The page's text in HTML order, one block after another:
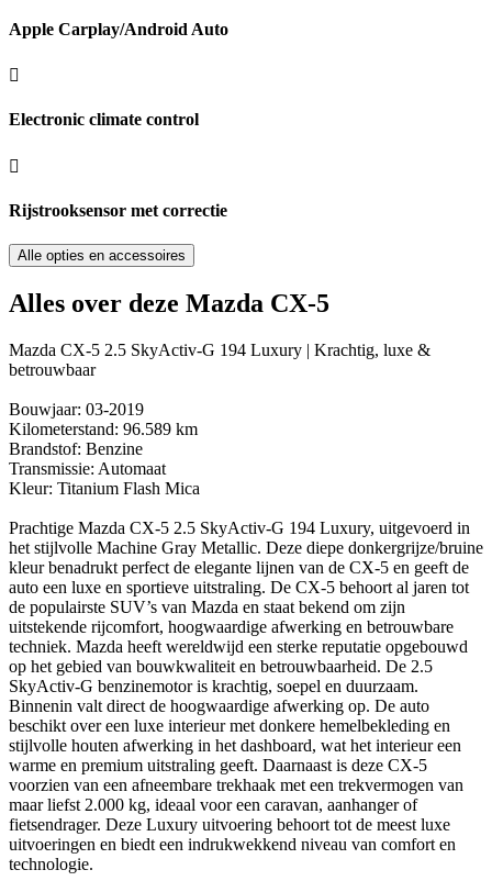
Apple Carplay/Android Auto
Electronic climate control
Rijstrooksensor met correctie
Alle opties en accessoires
Alles over deze Mazda CX-5
Mazda CX-5 2.5 SkyActiv-G 194 Luxury | Krachtig, luxe &
betrouwbaar
Bouwjaar: 03-2019
Kilometerstand: 96.589 km
Brandstof: Benzine
Transmissie: Automaat
Kleur: Titanium Flash Mica
Prachtige Mazda CX-5 2.5 SkyActiv-G 194 Luxury, uitgevoerd in
het stijlvolle Machine Gray Metallic. Deze diepe donkergrijze/bruine
kleur benadrukt perfect de elegante lijnen van de CX-5 en geeft de
auto een luxe en sportieve uitstraling. De CX-5 behoort al jaren tot
de populairste SUV’s van Mazda en staat bekend om zijn
uitstekende rijcomfort, hoogwaardige afwerking en betrouwbare
techniek. Mazda heeft wereldwijd een sterke reputatie opgebouwd
op het gebied van bouwkwaliteit en betrouwbaarheid. De 2.5
SkyActiv-G benzinemotor is krachtig, soepel en duurzaam.
Binnenin valt direct de hoogwaardige afwerking op. De auto
beschikt over een luxe interieur met donkere hemelbekleding en
stijlvolle houten afwerking in het dashboard, wat het interieur een
warme en premium uitstraling geeft. Daarnaast is deze CX-5
voorzien van een afneembare trekhaak met een trekvermogen van
maar liefst 2.000 kg, ideaal voor een caravan, aanhanger of
fietsendrager. Deze Luxury uitvoering behoort tot de meest luxe
uitvoeringen en biedt een indrukwekkend niveau van comfort en
technologie.